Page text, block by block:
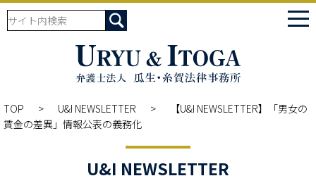
TOP U&I NEWSLETTER
【U&I NEWSLETTER】「男女の
賃金の差異」情報公表の義務化
U&I NEWSLETTER